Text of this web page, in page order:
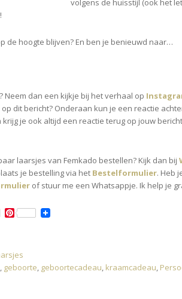
volgens de huisstijl (ook het
de hoogte blijven? En ben je benieuwd naar…
Neem dan een kijkje bij het verhaal op
dit bericht? Onderaan kun je een reactie
krijg je ook altijd een reactie terug op jouw
laarsjes van Femkado bestellen? Kijk dan bij
je bestelling via het Bestelformulier. Heb
of stuur me een Whatsappje. Ik help je
S
n
c
h
a
P
i
e
r
e
, geboorte, geboortecadeau, kraamcadeau,